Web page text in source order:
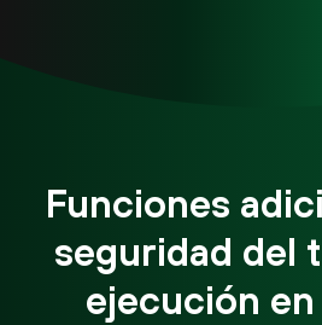
Funciones
seguridad del
ejecución